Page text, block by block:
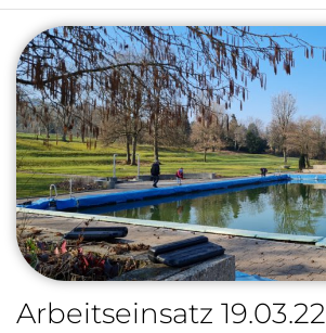
Arbeitseinsatz 19.03.22